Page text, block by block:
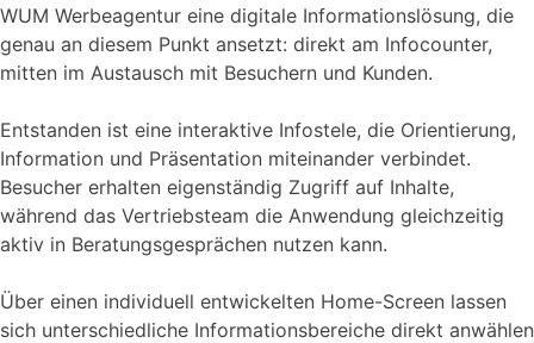
WUM Werbeagentur eine digitale Informationslösung, die
genau an diesem Punkt ansetzt: direkt am Infocounter,
mitten im Austausch mit Besuchern und Kunden.
Entstanden ist eine interaktive Infostele, die Orientierung,
Information und Präsentation miteinander verbindet.
Besucher erhalten eigenständig Zugriff auf Inhalte,
während das Vertriebsteam die Anwendung gleichzeitig
aktiv in Beratungsgesprächen nutzen kann.
Über einen individuell entwickelten Home-Screen lassen
sich unterschiedliche Informationsbereiche direkt anwählen